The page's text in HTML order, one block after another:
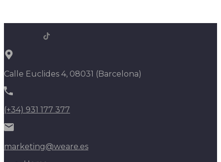
Calle Euclides 4, 08031 (Barcelona)
(+34) 931 177 377
marketing@weare.es